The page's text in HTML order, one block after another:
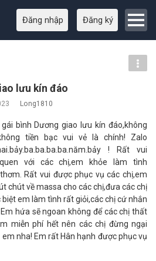
Đăng nhập Đăng ký
lưu kín đáo
Long1810
bình Dương giao lưu kín đáo,không
tiền bạc vui vẻ là chính! Zalo
! Rất vui
với các chị,em khỏe làm tình
Rất vui được phục vụ các chị,em
chút về massa cho các chị,đưa các chị
biệt em làm tình rất giỏi,các chị cứ nhắn
hứa sẽ ngoan không để các chị thất
miễn phí hết nên các chị đừng ngại
nha! Em rất Hân hạnh được phục vụ